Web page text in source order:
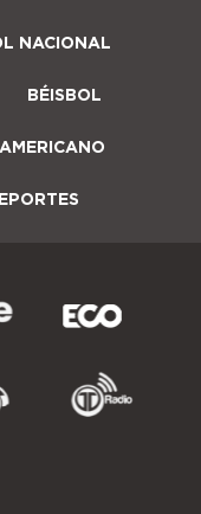
NACIONAL
BÉISBOL